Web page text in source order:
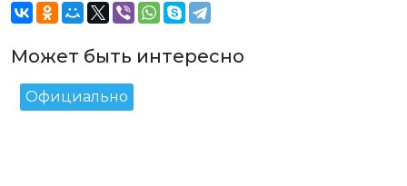
Может быть интересно
Официально